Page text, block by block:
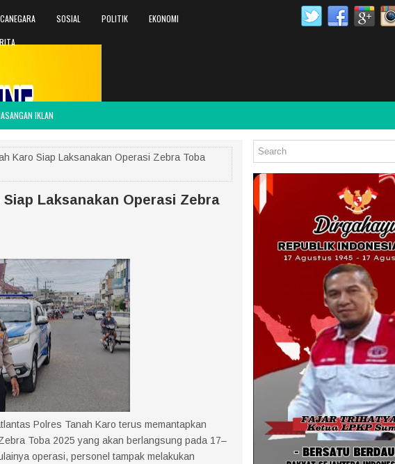
SOSIAL POLITIK
EKONOMI
IKLAN
Karo Siap Laksanakan Operasi Zebra Toba
Laksanakan Operasi Zebra
Polres Tanah Karo terus memantapkan
Toba 2025 yang akan berlangsung pada 17–
operasi, personel tampak melakukan